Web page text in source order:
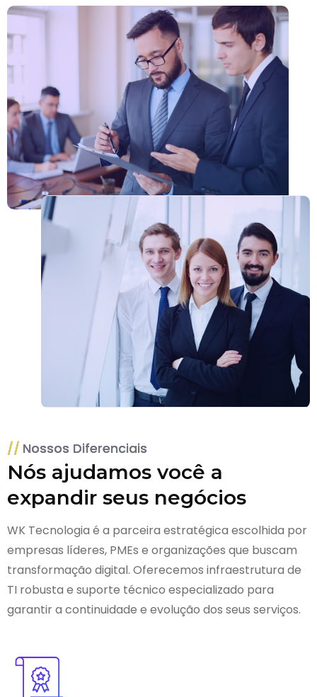
Nossos Diferenciais
Nós ajudamos você a
expandir seus negócios
WK Tecnologia é a parceira estratégica escolhida por
empresas líderes, PMEs e organizações que buscam
transformação digital. Oferecemos infraestrutura de
TI robusta e suporte técnico especializado para
garantir a continuidade e evolução dos seus serviços.